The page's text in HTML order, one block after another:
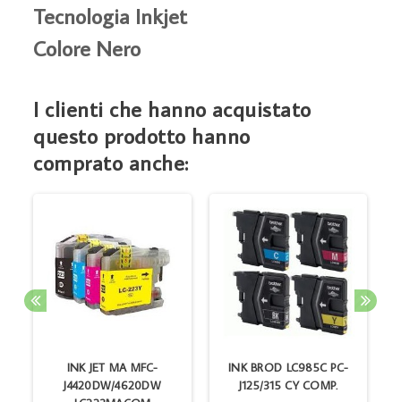
Tecnologia Inkjet
Colore Nero
I clienti che hanno acquistato
questo prodotto hanno
comprato anche:
INK JET MA MFC-
J4420DW/4620DW
INK BROD LC985C PC-
J125/315 CY COMP.